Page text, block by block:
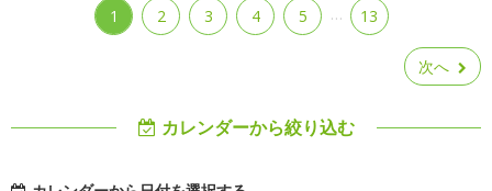
1 2 3 4 5 … 13
次へ
カレンダーから絞り込む